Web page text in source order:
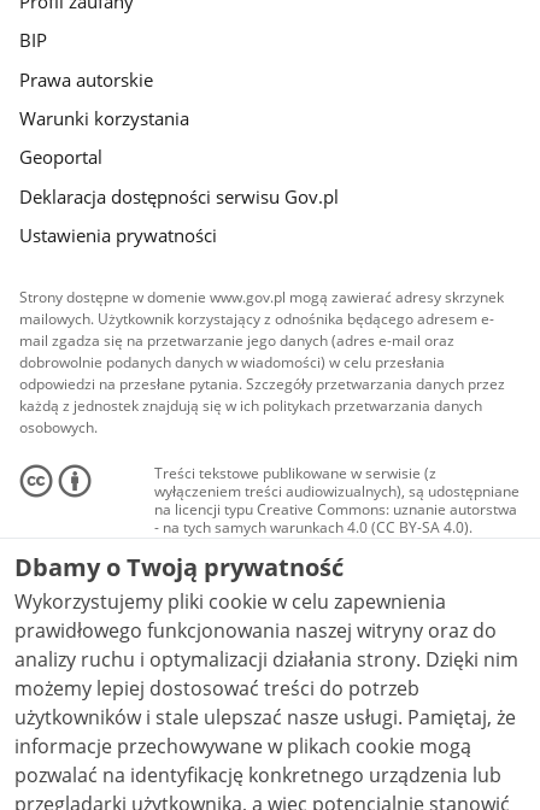
BIP
Prawa autorskie
Warunki korzystania
Geoportal
Deklaracja dostępności serwisu Gov.pl
Ustawienia prywatności
Strony dostępne w domenie www.gov.pl mogą zawierać adresy skrzynek
mailowych. Użytkownik korzystający z odnośnika będącego adresem e-
mail zgadza się na przetwarzanie jego danych (adres e-mail oraz
dobrowolnie podanych danych w wiadomości) w celu przesłania
odpowiedzi na przesłane pytania. Szczegóły przetwarzania danych przez
każdą z jednostek znajdują się w ich politykach przetwarzania danych
osobowych.
Treści tekstowe publikowane w serwisie (z
wyłączeniem treści audiowizualnych), są udostępniane
na licencji typu Creative Commons: uznanie autorstwa
- na tych samych warunkach 4.0 (CC BY-SA 4.0).
Materiały audiowizualne, w tym zdjęcia, materiały
audio i wideo, są udostępniane na licencji typu
Creative Commons: uznanie autorstwa użycie
niekomercyjne - bez utworów zależnych 4.0 (CC BY-
NC-ND 4.0), o ile nie jest to stwierdzone inaczej.
Dbamy o Twoją prywatność
Wykorzystujemy pliki cookie w celu zapewnienia
prawidłowego funkcjonowania naszej witryny oraz do
analizy ruchu i optymalizacji działania strony. Dzięki nim
możemy lepiej dostosować treści do potrzeb
użytkowników i stale ulepszać nasze usługi. Pamiętaj, że
informacje przechowywane w plikach cookie mogą
pozwalać na identyfikację konkretnego urządzenia lub
przeglądarki użytkownika, a więc potencjalnie stanowić